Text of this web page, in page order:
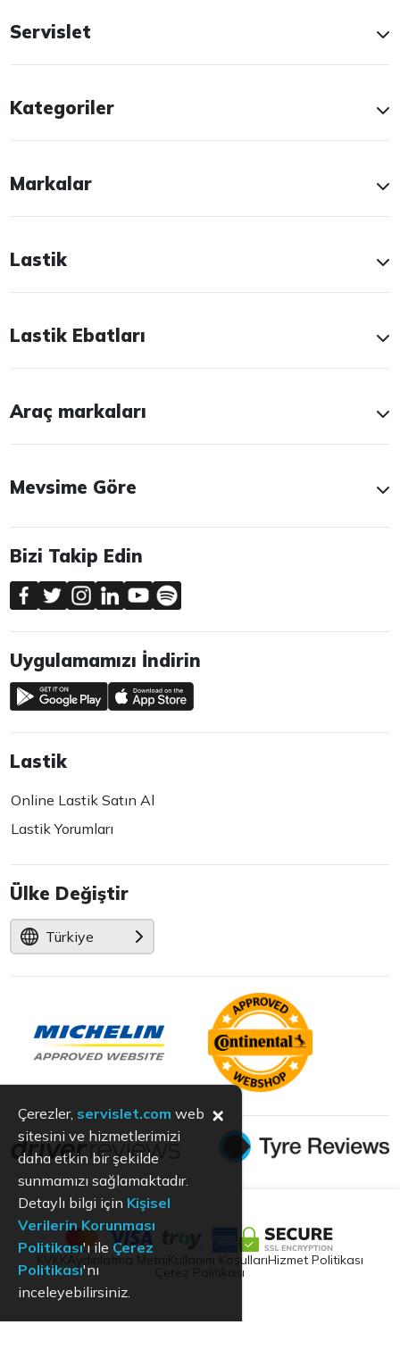
Servislet
Kategoriler
Markalar
Lastik
Lastik Ebatları
Araç markaları
Mevsime Göre
Bizi Takip Edin
Uygulamamızı İndirin
Lastik
Online Lastik Satın Al
Lastik Yorumları
Ülke Değiştir
Türkiye
Aydınlatma Metni Kullanım KoşullarıHizmet Politikası
Çerez Politikası
Çerezler, servislet.com web
sitesini ve hizmetlerimizi
daha etkin bir şekilde
sunmamızı sağlamaktadır.
Detaylı bilgi için Kişisel
Verilerin Korunması
Politikası'ı ile Çerez
Politikası'nı
inceleyebilirsiniz.
×